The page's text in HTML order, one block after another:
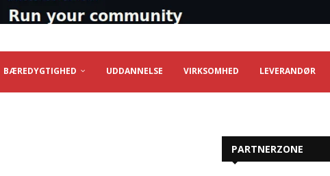
BÆREDYGTIGHED UDDANNELSE VIRKSOMHED LEVERANDØR
PARTNERZONE